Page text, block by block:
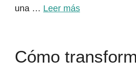
una … Leer más
Cómo